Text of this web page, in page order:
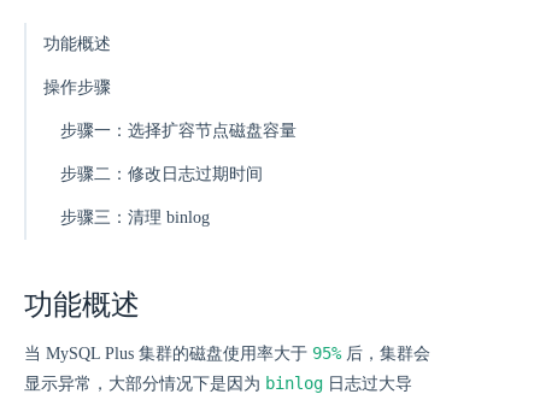
功能概述
操作步骤
步骤一：选择扩容节点磁盘容量
步骤二：修改日志过期时间
步骤三：清理 binlog
功能概述
当 MySQL Plus 集群的磁盘使用率大于 95% 后，集群会
显示异常，大部分情况下是因为 binlog 日志过大导